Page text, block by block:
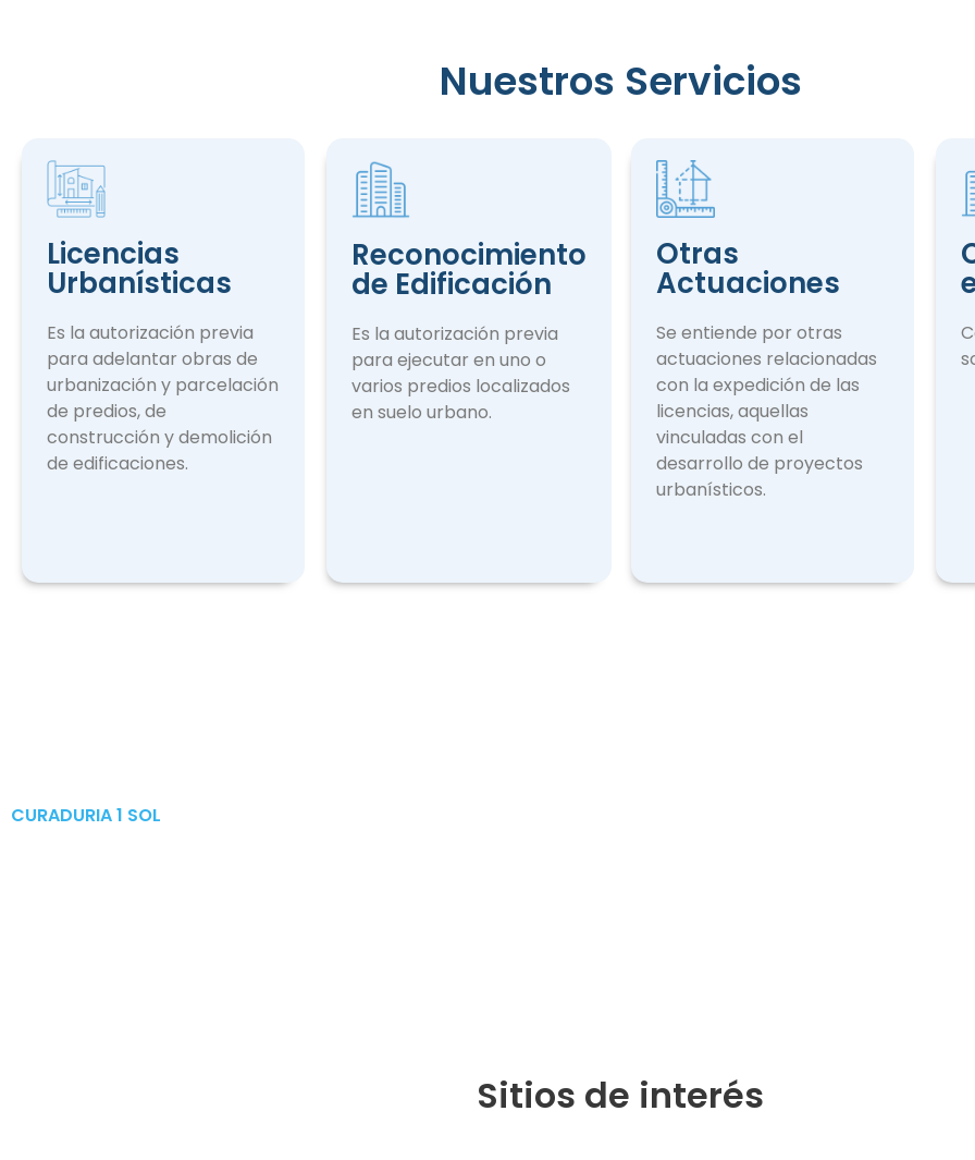
Reconocimiento
de Edificación
Nuestros Servicios
Licencias
Urbanísticas
Es la autorización previa
para adelantar obras de
urbanización y parcelación
de predios, de
construcción y demolición
de edificaciones.
Reconocimiento
de Edificación
Es la autorización previa
para ejecutar en uno o
varios predios localizados
en suelo urbano.
Otras
Actuaciones
Se entiende por otras
actuaciones rela­cionadas
con la expedición de las
licencias, aquellas
vinculadas con el
desarrollo de proyectos
urbanísticos.
CURADURIA 1 SOL
Sitios de interés